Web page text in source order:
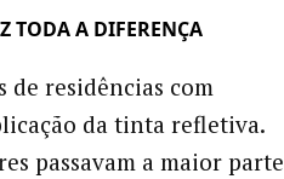
TODA A DIFERENÇA
de residências com
da tinta refletiva.
passavam a maior parte